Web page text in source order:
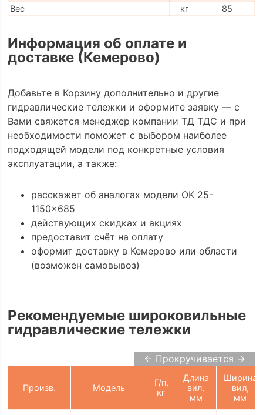
Вес
кг 85
Информация об оплате и
доставке (Кемерово)
Добавьте в Корзину дополнительно и другие
гидравлические тележки и оформите заявку — с
Вами свяжется менеджер компании ТД ТДС и при
необходимости поможет с выбором наиболее
подходящей модели под конкретные условия
эксплуатации, а также:
расскажет об аналогах модели OK 25-
1150x685
действующих скидках и акциях
предоставит счёт на оплату
оформит доставку в Кемерово или области
(возможен самовывоз)
Рекомендуемые широковильные
гидравлические тележки
← Прокручивается →
Произв. Модель
Г/п,
кг
Длина
вил,
мм
Ширина
вил,
мм